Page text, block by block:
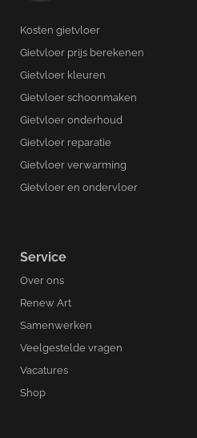
Kosten gietvloer
Gietvloer prijs berekenen
Gietvloer kleuren
Gietvloer schoonmaken
Gietvloer onderhoud
Gietvloer reparatie
Gietvloer verwarming
Gietvloer en ondervloer
Service
Over ons
Renew Art
Samenwerken
Veelgestelde vragen
Vacatures
Shop